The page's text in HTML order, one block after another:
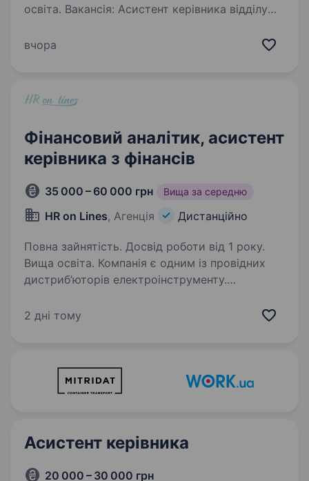
освіта. Вакансія: Асистент керівника відділу
Віддалено Тип зайнятості: Повна зайнятість
вчора
Фінансовий аналітик, асистент
керівника з фінансів
35 000 – 60 000 грн Вища за середню
HR on Lines, Агенція Дистанційно
Повна зайнятість. Досвід роботи від 1 року.
Вища освіта. Компанія є одним із провідних
дистриб’юторів електроінструменту.
асистента керівника з фінансів. Мета нової
2 дні тому
Асистент керівника
20 000 – 30 000 грн